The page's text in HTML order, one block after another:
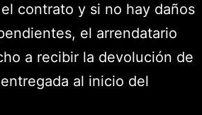
contrato y si no hay daños
el arrendatario
a recibir la devolución de
al inicio del